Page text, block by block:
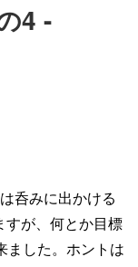
4 -
呑みに出かける
すが、何とか目標
ました。ホントは